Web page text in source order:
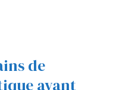
de
avant